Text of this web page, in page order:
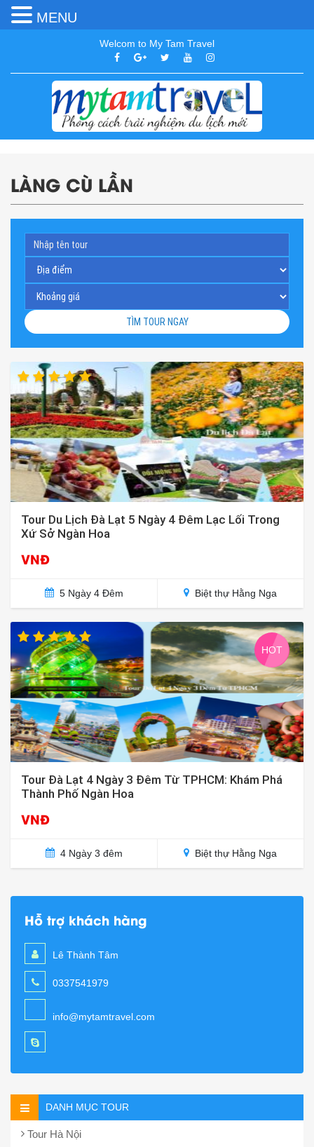
Welcom to My Tam Travel
LÀNG CÙ LẦN
TÌM TOUR NGAY
Tour Du Lịch Đà Lạt 5 Ngày 4 Đêm Lạc Lối Trong
Xứ Sở Ngàn Hoa
VNĐ
5 Ngày 4 Đêm Biệt thự Hằng Nga
HOT
Tour Đà Lạt 4 Ngày 3 Đêm Từ TPHCM: Khám Phá
Thành Phố Ngàn Hoa
VNĐ
4 Ngày 3 đêm Biệt thự Hằng Nga
Hỗ trợ khách hàng
Lê Thành Tâm
0337541979
info@mytamtravel.com
DANH MỤC TOUR
Tour Hà Nội
MENU